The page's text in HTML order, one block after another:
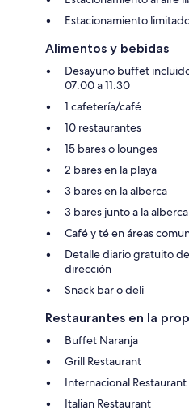
Estacionamiento
Alimentos y bebidas
Desayuno buffet
07:00 a 11:30
1 cafetería/café
10 restaurantes
15 bares o lounges
2 bares en la playa
3 bares en la alberca
3 bares junto a la alberca
Café y té en áreas
Detalle diario gratuito
dirección
Snack bar o deli
Restaurantes en la
Buffet Naranja
Grill Restaurant
Internacional Restaurant
Italian Restaurant